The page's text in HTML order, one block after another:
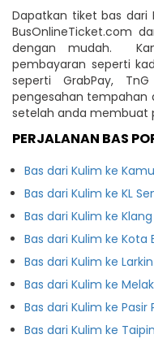
Dapatkan tiket bas dari
BusOnlineTicket.com
dengan mudah.
pembayaran seperti
seperti GrabPay,
pengesahan tempahan
setelah anda membuat
PERJALANAN BAS
Bas dari Kulim ke
Bas dari Kulim ke KL
Bas dari Kulim ke Klang
Bas dari Kulim ke Kota
Bas dari Kulim ke
Bas dari Kulim ke
Bas dari Kulim ke Pasir
Bas dari Kulim ke